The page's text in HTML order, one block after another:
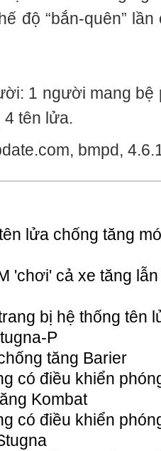
độ “bắn-quên”
1 người mang
tên lửa.
bmpd,
lửa chống tăng
'chơi' cả xe tăng lẫn
bị hệ thống tên
P
tăng Barier
có điều khiển
Kombat
có điều khiển